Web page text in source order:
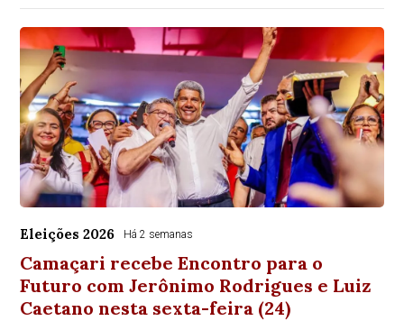
Eleições 2026 Há 2 semanas
Camaçari recebe Encontro para o
Futuro com Jerônimo Rodrigues e Luiz
Caetano nesta sexta-feira (24)